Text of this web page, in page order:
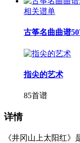
相关谱单
古筝名曲曲谱
指尖的艺术
85首谱
详情
《井冈山上太阳红》